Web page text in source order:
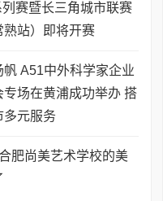
赛暨长三角城市联赛
熟站）即将开赛
帆 A51中外科学家企业
专场在黄浦成功举办 搭
多元服务
肥尚美艺术学校的美